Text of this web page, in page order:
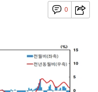
0